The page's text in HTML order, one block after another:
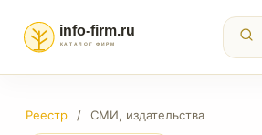
Реестр / СМИ, издательства